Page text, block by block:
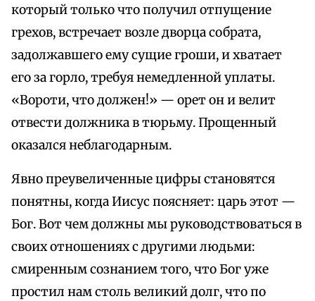
который только что получил отпущение
грехов, встречает возле дворца собрата,
задолжавшего ему сущие гроши, и хватает
его за горло, требуя немедленной уплаты.
«Вороти, что должен!» — орет он и велит
отвести должника в тюрьму. Прощенный
оказался неблагодарным.
Явно преувеличенные цифры становятся
понятны, когда Иисус поясняет: царь этот —
Бог. Вот чем должны мы руководствоваться в
своих отношениях с другими людьми:
смиренным сознанием того, что Бог уже
простил нам столь великий долг, что по